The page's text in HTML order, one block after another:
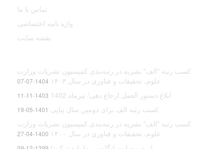
تماس با ما
واژه نامه اختصاصی
نقشه سایت
کسب رتبه "الف" نشریه در رتبه‌بندی کمیسیون نشریات وزارت
علوم، تحقیقات و فناوری در سال ۱۴۰۳
1404-07-07
ابلاغ دستور العمل ارجاع دهی/ تیرماه 1402 1403-11-11
کسب رتبه الف برای دومین سال پیاپی 1401-05-19
کسب رتبه "الف" نشریه در رتبه‌بندی کمیسیون نشریات وزارت
علوم، تحقیقات و فناوری در سال ۱۴۰۰
1400-04-27